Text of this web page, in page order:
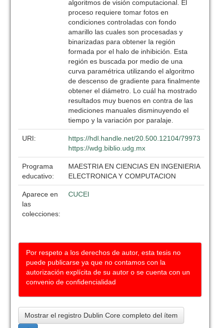
algoritmos de visión computacional. El
proceso requiere tomar fotos en
condiciones controladas con fondo
amarillo las cuales son procesadas y
binarizadas para obtener la región
formada por el halo de inhibición. Esta
región es buscada por medio de una
curva paramétrica utilizando el algoritmo
de descenso de gradiente para finalmente
obtener el diámetro. Lo cuál ha mostrado
resultados muy buenos en contra de las
mediciones manuales disminuyendo el
tiempo y la variación por paralaje.
URI:
https://hdl.handle.net/20.500.12104/79973
https://wdg.biblio.udg.mx
Programa
educativo:
MAESTRIA EN CIENCIAS EN INGENIERIA
ELECTRONICA Y COMPUTACION
Aparece en
las
colecciones:
CUCEI
Por respeto a los derechos de autor, esta tesis no
puede publicarse ya que no contamos con la
autorización explícita de su autor o se cuenta con un
convenio de confidencialidad
Mostrar el registro Dublin Core completo del ítem